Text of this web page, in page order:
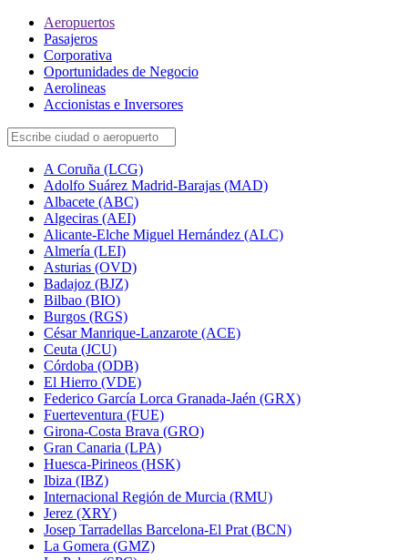
Aeropuertos
Pasajeros
Corporativa
Oportunidades de Negocio
Aerolineas
Accionistas e Inversores
A Coruña (LCG)
Adolfo Suárez Madrid-Barajas (MAD)
Albacete (ABC)
Algeciras (AEI)
Alicante-Elche Miguel Hernández (ALC)
Almería (LEI)
Asturias (OVD)
Badajoz (BJZ)
Bilbao (BIO)
Burgos (RGS)
César Manrique-Lanzarote (ACE)
Ceuta (JCU)
Córdoba (ODB)
El Hierro (VDE)
Federico García Lorca Granada-Jaén (GRX)
Fuerteventura (FUE)
Girona-Costa Brava (GRO)
Gran Canaria (LPA)
Huesca-Pirineos (HSK)
Ibiza (IBZ)
Internacional Región de Murcia (RMU)
Jerez (XRY)
Josep Tarradellas Barcelona-El Prat (BCN)
La Gomera (GMZ)